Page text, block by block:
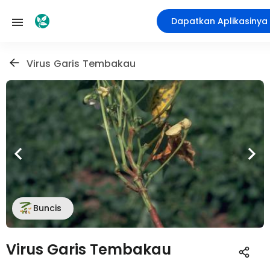
Dapatkan Aplikasinya
Virus Garis Tembakau
Buncis
Virus Garis Tembakau